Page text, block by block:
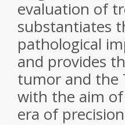
evaluation of
substantiates
pathological
and provides
tumor and the
with the aim
era of